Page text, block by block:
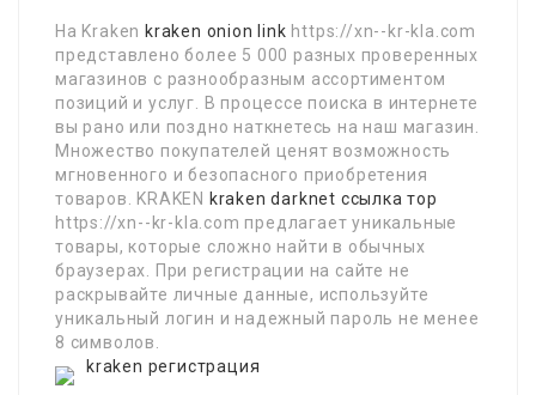
На Kraken kraken onion link https://xn--kr-kla.com
представлено более 5 000 разных проверенных
магазинов с разнообразным ассортиментом
позиций и услуг. В процессе поиска в интернете
вы рано или поздно наткнетесь на наш магазин.
Множество покупателей ценят возможность
мгновенного и безопасного приобретения
товаров. KRAKEN kraken darknet ссылка тор
https://xn--kr-kla.com предлагает уникальные
товары, которые сложно найти в обычных
браузерах. При регистрации на сайте не
раскрывайте личные данные, используйте
уникальный логин и надежный пароль не менее
8 символов.
kraken регистрация